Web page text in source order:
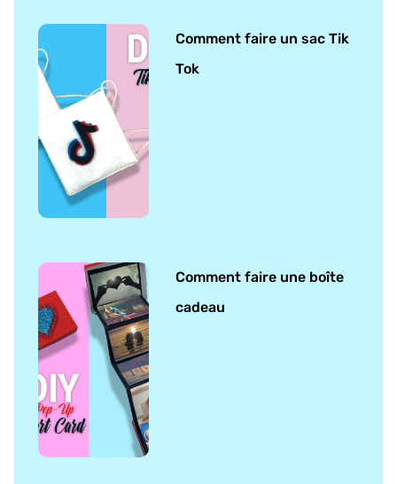
Comment faire un sac Tik
Tok
Comment faire une boîte
cadeau